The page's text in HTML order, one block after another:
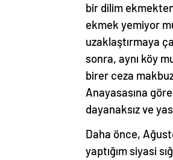
bir dilim
ekmek yemiyor
uzaklaştırmaya
sonra, aynı köy
birer ceza
Anayasasına
dayanaksız ve
Daha önce,
yaptığım siyasi